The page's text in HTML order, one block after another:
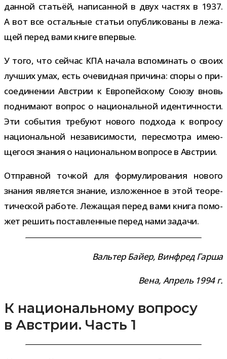
дан­ной ста­тьёй, напи­сан­ной в двух частях в 1937.
А вот все осталь­ные ста­тьи опуб­ли­ко­ваны в лежа­
щей перед вами книге впервые.
У того, что сей­час КПА начала вспо­ми­нать о своих
луч­ших умах, есть оче­вид­ная при­чина: споры о при­
со­еди­не­нии Австрии к Европейскому Союзу вновь
под­ни­мают вопрос о наци­о­наль­ной иден­тич­но­сти.
Эти собы­тия тре­буют нового под­хода к вопросу
наци­о­наль­ной неза­ви­си­мо­сти, пере­смотра име­ю­
ще­гося зна­ния о наци­о­наль­ном вопросе в Австрии.
Отправной точ­кой для фор­му­ли­ро­ва­ния нового
зна­ния явля­ется зна­ние, изло­жен­ное в этой тео­ре­
ти­че­ской работе. Лежащая перед вами книга помо­
жет решить постав­лен­ные перед нами задачи.
Вальтер Байер, Винфред Гарша
Вена, Апрель 1994 г.
К национальному вопросу
в Австрии. Часть 1